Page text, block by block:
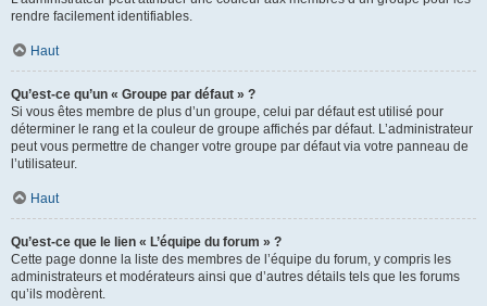
rendre facilement identifiables.
Haut
Qu’est-ce qu’un « Groupe par défaut » ?
Si vous êtes membre de plus d’un groupe, celui par défaut est utilisé pour
déterminer le rang et la couleur de groupe affichés par défaut. L’administrateur
peut vous permettre de changer votre groupe par défaut via votre panneau de
l’utilisateur.
Haut
Qu’est-ce que le lien « L’équipe du forum » ?
Cette page donne la liste des membres de l’équipe du forum, y compris les
administrateurs et modérateurs ainsi que d’autres détails tels que les forums
qu’ils modèrent.